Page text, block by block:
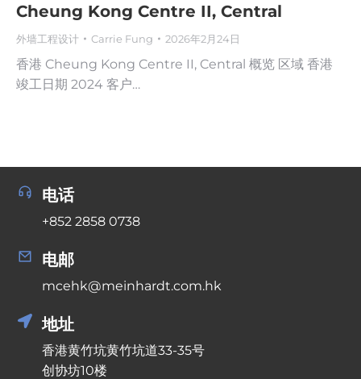
Cheung Kong Centre II, Central
外墙工程设计 Carrie Fung 2026年2月24日
香港 Cheung Kong Centre II, Central 概览 区域 香港
竣工日期 2024 客户…
电话
+852 2858 0738
电邮
mcehk@meinhardt.com.hk
地址
香港黄竹坑黄竹坑道33-35号
创协坊10楼